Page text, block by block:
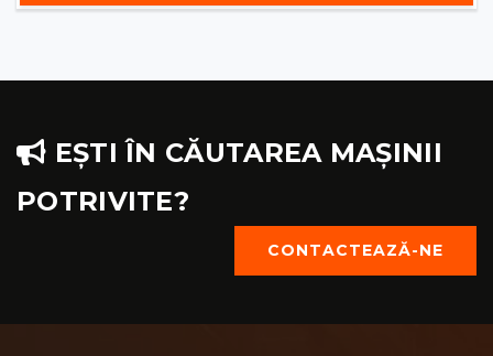
EȘTI ÎN CĂUTAREA MAȘINII
POTRIVITE?
CONTACTEAZĂ-NE